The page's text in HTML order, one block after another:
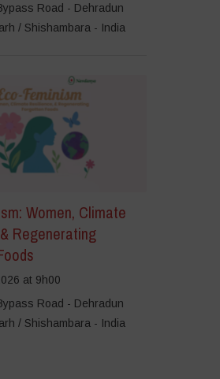
Road - Dehradun
/ Shishambara - India
Women, Climate
Regenerating
at 9h00
Road - Dehradun
/ Shishambara - India